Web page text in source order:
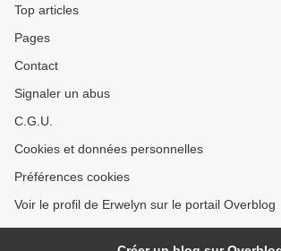
Top articles
Pages
Contact
Signaler un abus
C.G.U.
Cookies et données personnelles
Préférences cookies
Voir le profil de Erwelyn sur le portail Overblog